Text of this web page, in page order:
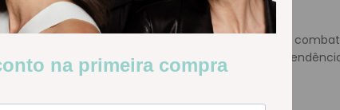
Formulado especificamente para
melhorar a textura da pele com
Stock: Disponível